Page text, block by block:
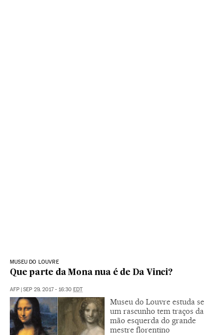
MUSEU DO LOUVRE
Que parte da Mona nua é de Da Vinci?
AFP | SEP 29, 2017 - 16:30 EDT
Museu do Louvre estuda se
um rascunho tem traços da
mão esquerda do grande
mestre florentino